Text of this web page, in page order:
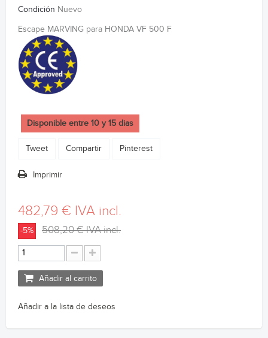
Condición Nuevo
Escape MARVING para HONDA VF 500 F
Disponible entre 10 y 15 dias
Tweet Compartir Pinterest
Imprimir
482,79 € IVA incl.
-5% 508,20 €IVA incl.
Añadir al carrito
Añadir a la lista de deseos